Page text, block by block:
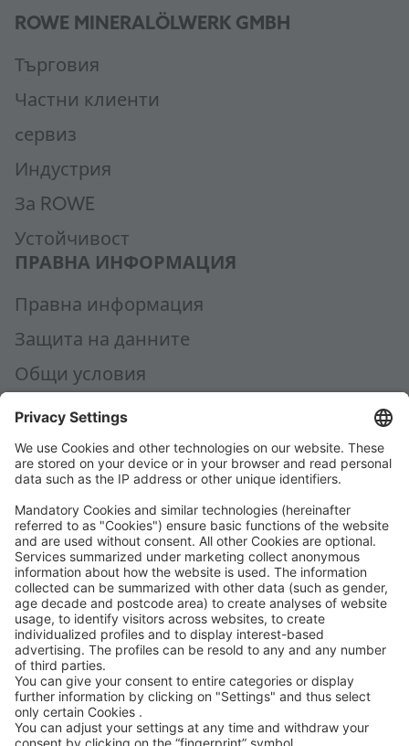
ROWE MINERALÖLWERK GMBH
Търговия
Частни клиенти
cервиз
Индустрия
За ROWE
Устойчивост
ПРАВНА ИНФОРМАЦИЯ
Правна информация
Защита на данните
Общи условия
AEB
Code of Conduct
Accessibility Statement
ROWE SOCIAL
СЕРТИФИЦИРАНО ОТ
НИЕ ПОДКРЕПЯМЕ